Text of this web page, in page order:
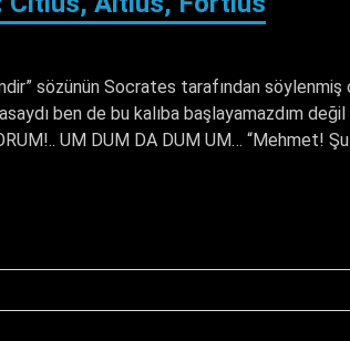
sözünün Socrates tarafından söylenmiş
ben de bu kalıba başlayamazdım
UM DUM DA DUM UM… “Mehmet!